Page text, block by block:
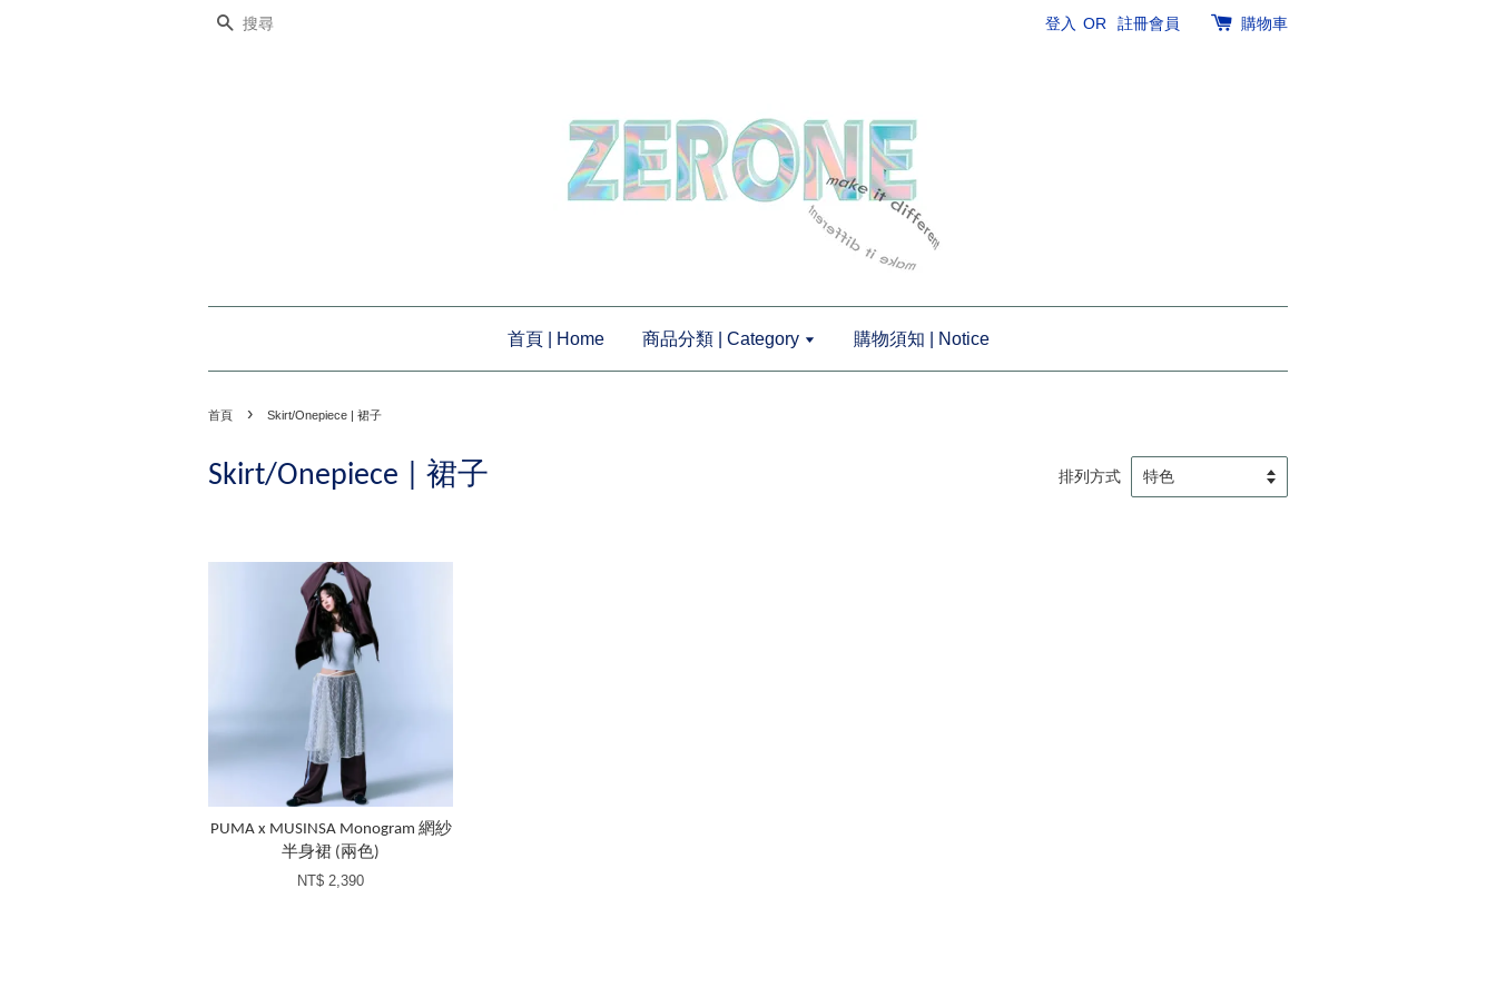
搜尋 登入 OR 註冊會員 購物車
首頁 | Home 商品分類 | Category 購物須知 | Notice
首頁 › Skirt/Onepiece | 裙子
Skirt/Onepiece | 裙子 排列方式
PUMA x MUSINSA Monogram 網紗
半身裙 (兩色)
NT$ 2,390